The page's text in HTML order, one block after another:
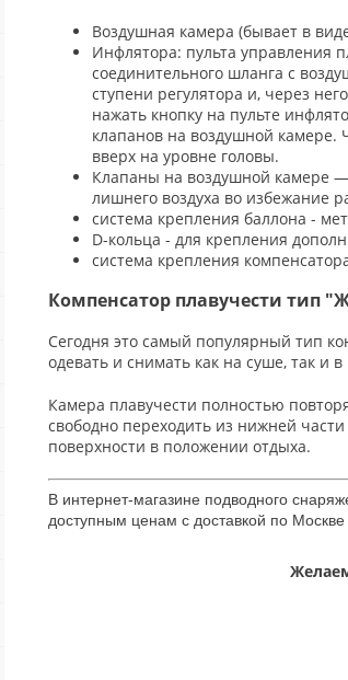
Воздушная камера (бывает в
Инфлятора: пульта управления
соединительного шланга с
ступени регулятора и, через
нажать кнопку на пульте
клапанов на воздушной камере.
вверх на уровне головы.
Клапаны на воздушной камере —
лишнего воздуха во избежание
система крепления баллона -
D-кольца - для крепления
система крепления
Компенсатор плавучести тип
Сегодня это самый популярный тип
одевать и снимать как на суше, так и в
Камера плавучести полностью
свободно переходить из нижней
поверхности в положении отдыха.
В интернет-магазине подводного
доступным ценам с доставкой по